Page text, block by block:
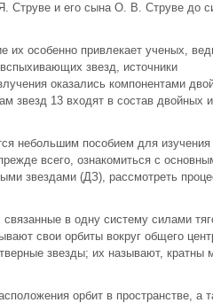
Струве и его сына О. В. Струве до
их особенно привлекает ученых,
звезд, источники
оказались компонентами
звезд 13 входят в состав двойных и
небольшим пособием для изучения
всего, ознакомиться с
звездами (ДЗ), рассмотреть
в одну систему силами
свои орбиты вокруг общего
звезды; их называют, кратны
орбит в пространстве, а